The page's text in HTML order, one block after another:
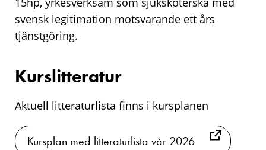
svensk legitimation motsvarande ett års
tjänstgöring.
Kurslitteratur
Aktuell litteraturlista finns i kursplanen
Kursplan med litteraturlista vår 2026